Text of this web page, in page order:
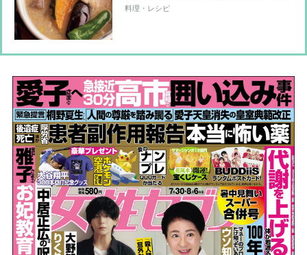
密とレシピ2つ
料理・レシピ